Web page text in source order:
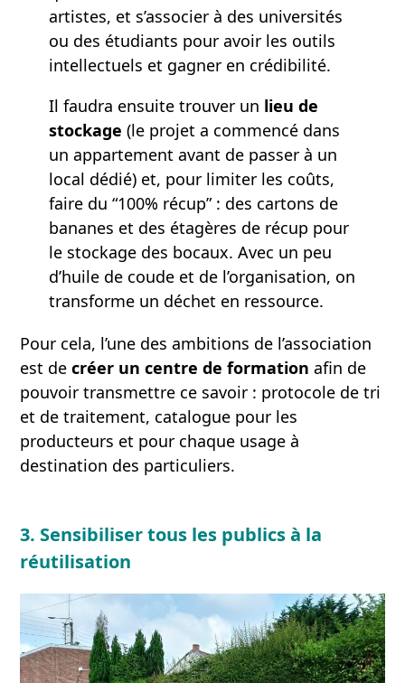
artistes, et s’associer à des universités
ou des étudiants pour avoir les outils
intellectuels et gagner en crédibilité.
Il faudra ensuite trouver un lieu de
stockage (le projet a commencé dans
un appartement avant de passer à un
local dédié) et, pour limiter les coûts,
faire du “100% récup” : des cartons de
bananes et des étagères de récup pour
le stockage des bocaux. Avec un peu
d’huile de coude et de l’organisation, on
transforme un déchet en ressource.
Pour cela, l’une des ambitions de l’association
est de créer un centre de formation afin de
pouvoir transmettre ce savoir : protocole de tri
et de traitement, catalogue pour les
producteurs et pour chaque usage à
destination des particuliers.
3. Sensibiliser tous les publics à la
réutilisation